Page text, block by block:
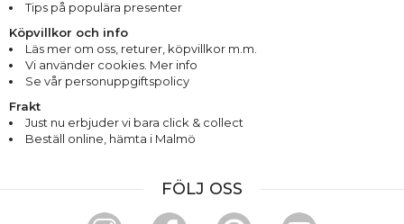
Tips på populära presenter
Köpvillkor och info
Läs mer om oss, returer, köpvillkor m.m.
Vi använder cookies. Mer info
Se vår personuppgiftspolicy
Frakt
Just nu erbjuder vi bara click & collect
Beställ online, hämta i Malmö
FÖLJ OSS